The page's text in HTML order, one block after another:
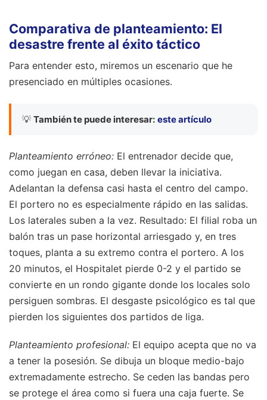
Comparativa de planteamiento: El
desastre frente al éxito táctico
Para entender esto, miremos un escenario que he
presenciado en múltiples ocasiones.
💡 También te puede interesar: este artículo
Planteamiento erróneo: El entrenador decide que,
como juegan en casa, deben llevar la iniciativa.
Adelantan la defensa casi hasta el centro del campo.
El portero no es especialmente rápido en las salidas.
Los laterales suben a la vez. Resultado: El filial roba un
balón tras un pase horizontal arriesgado y, en tres
toques, planta a su extremo contra el portero. A los
20 minutos, el Hospitalet pierde 0-2 y el partido se
convierte en un rondo gigante donde los locales solo
persiguen sombras. El desgaste psicológico es tal que
pierden los siguientes dos partidos de liga.
Planteamiento profesional: El equipo acepta que no va
a tener la posesión. Se dibuja un bloque medio-bajo
extremadamente estrecho. Se ceden las bandas pero
se protege el área como si fuera una caja fuerte. Se